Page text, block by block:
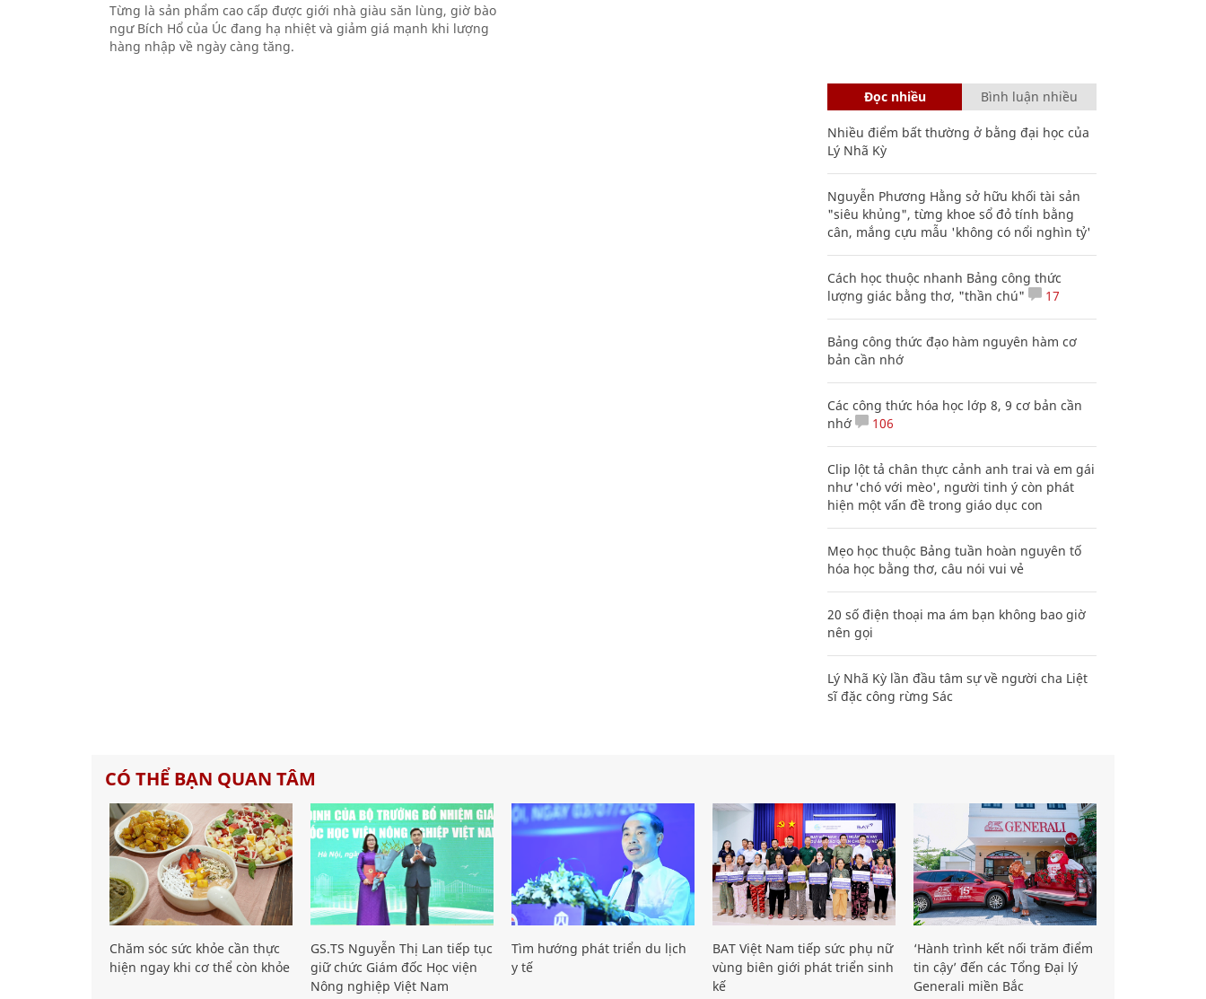
Từng là sản phẩm cao cấp được giới nhà giàu săn lùng, giờ bào
ngư Bích Hổ của Úc đang hạ nhiệt và giảm giá mạnh khi lượng
hàng nhập về ngày càng tăng.
Đọc nhiều Bình luận nhiều
Nhiều điểm bất thường ở bằng đại học của
Lý Nhã Kỳ
Nguyễn Phương Hằng sở hữu khối tài sản
"siêu khủng", từng khoe sổ đỏ tính bằng
cân, mắng cựu mẫu 'không có nổi nghìn tỷ'
Cách học thuộc nhanh Bảng công thức
lượng giác bằng thơ, "thần chú"
17
Bảng công thức đạo hàm nguyên hàm cơ
bản cần nhớ
Các công thức hóa học lớp 8, 9 cơ bản cần
nhớ
106
Clip lột tả chân thực cảnh anh trai và em gái
như 'chó với mèo', người tinh ý còn phát
hiện một vấn đề trong giáo dục con
Mẹo học thuộc Bảng tuần hoàn nguyên tố
hóa học bằng thơ, câu nói vui vẻ
20 số điện thoại ma ám bạn không bao giờ
nên gọi
Lý Nhã Kỳ lần đầu tâm sự về người cha Liệt
sĩ đặc công rừng Sác
CÓ THỂ BẠN QUAN TÂM
Chăm sóc sức khỏe cần thực
hiện ngay khi cơ thể còn khỏe
GS.TS Nguyễn Thị Lan tiếp tục
giữ chức Giám đốc Học viện
Nông nghiệp Việt Nam
Tìm hướng phát triển du lịch
y tế
BAT Việt Nam tiếp sức phụ nữ
vùng biên giới phát triển sinh
kế
‘Hành trình kết nối trăm điểm
tin cậy’ đến các Tổng Đại lý
Generali miền Bắc